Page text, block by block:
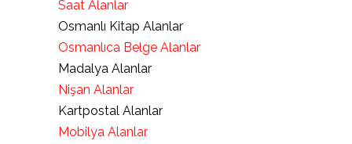
Saat Alanlar
Osmanlı Kitap Alanlar
Osmanlıca Belge Alanlar
Madalya Alanlar
Nişan Alanlar
Kartpostal Alanlar
Mobilya Alanlar